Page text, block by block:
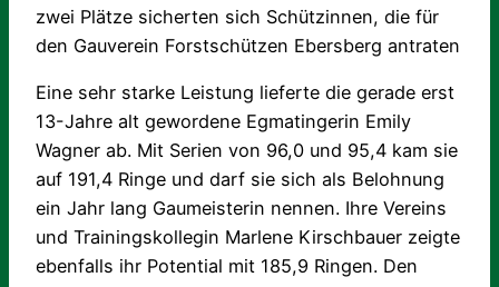
zwei Plätze sicherten sich Schützinnen, die für
den Gauverein Forstschützen Ebersberg antraten
Eine sehr starke Leistung lieferte die gerade erst
13-Jahre alt gewordene Egmatingerin Emily
Wagner ab. Mit Serien von 96,0 und 95,4 kam sie
auf 191,4 Ringe und darf sie sich als Belohnung
ein Jahr lang Gaumeisterin nennen. Ihre Vereins
und Trainingskollegin Marlene Kirschbauer zeigte
ebenfalls ihr Potential mit 185,9 Ringen. Den